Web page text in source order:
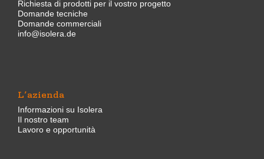
Richiesta di prodotti per il vostro progetto
Domande tecniche
Domande commerciali
info@isolera.de
L’azienda
Informazioni su Isolera
Il nostro team
Lavoro e opportunità